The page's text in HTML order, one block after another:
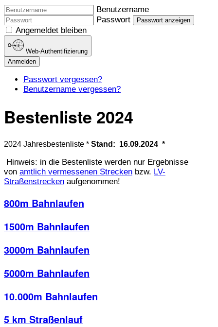
Benutzername
Passwort
Passwort anzeigen
Angemeldet bleiben
Web-Authentifizierung
Anmelden
Passwort vergessen?
Benutzername vergessen?
Bestenliste 2024
2024 Jahresbestenliste * Stand: 16.09.2024 *
Hinweis: in die Bestenliste werden nur Ergebnisse
von amtlich vermessenen Strecken bzw. LV-
Straßenstrecken aufgenommen!
800m Bahnlaufen
1500m Bahnlaufen
3000m Bahnlaufen
5000m Bahnlaufen
10.000m Bahnlaufen
5 km Straßenlauf